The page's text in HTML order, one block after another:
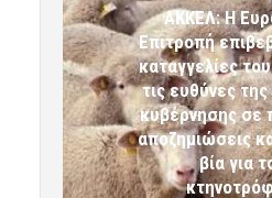
ΑΚΚΕΛ: Η
Επιτροπή
καταγγελίες
τις ευθύνες
κυβέρνησης σε
αποζημιώσεις
βία για